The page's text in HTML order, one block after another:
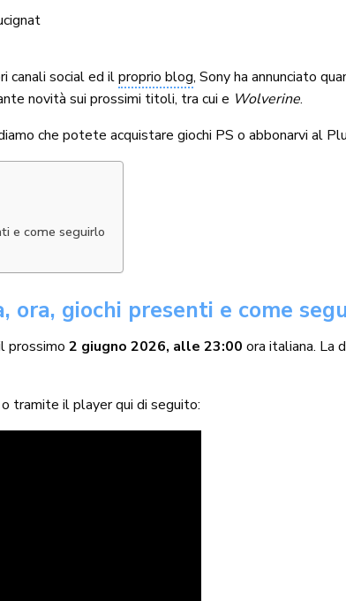
canali social ed ilproprio blog, Sony ha annunciato
novità sui prossimi titoli, tra cui e Wolverine.
che potete acquistare giochi PS o abbonarvi al
e come seguirlo
ora, giochi presenti e come
prossimo2 giugno 2026, alle 23:00 ora italiana. La
o tramite il player qui di seguito: